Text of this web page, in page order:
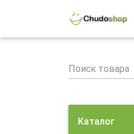
Каталог